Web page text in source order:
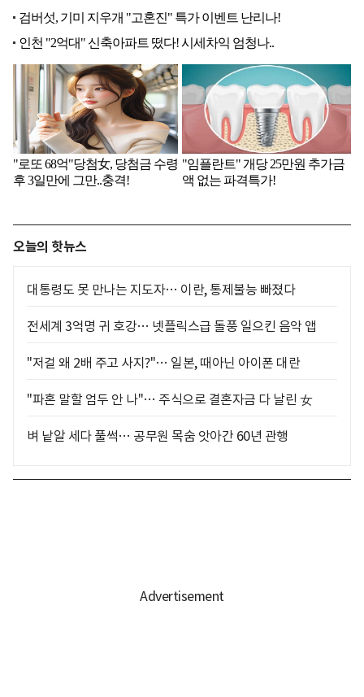
오늘의 핫뉴스
대통령도 못 만나는 지도자… 이란, 통제불능 빠졌다
전세계 3억명 귀 호강… 넷플릭스급 돌풍 일으킨 음악 앱
"저걸 왜 2배 주고 사지?"… 일본, 때아닌 아이폰 대란
"파혼 말할 엄두 안 나"… 주식으로 결혼자금 다 날린 女
벼 낱알 세다 풀썩… 공무원 목숨 앗아간 60년 관행